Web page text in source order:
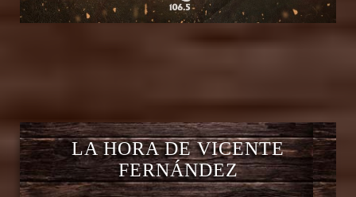
LA HORA DE VICENTE
FERNÁNDEZ